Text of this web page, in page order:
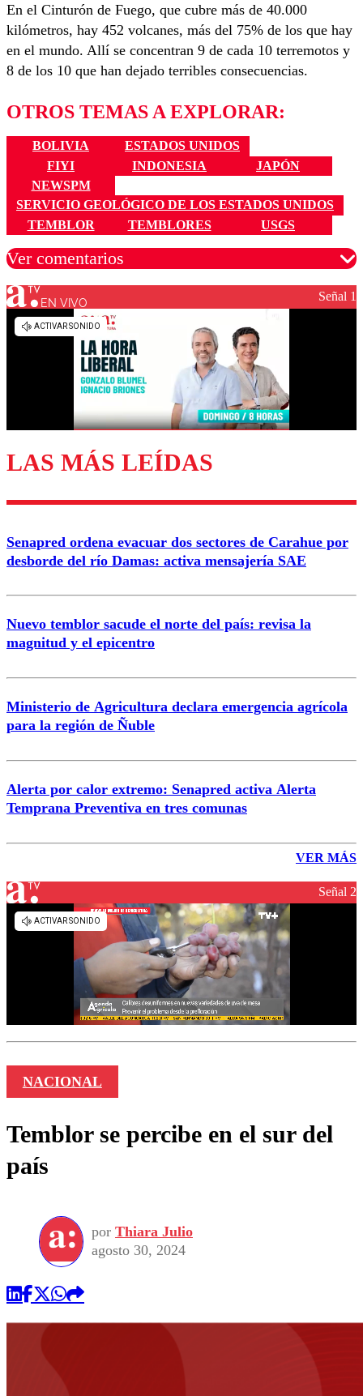
En el Cinturón de Fuego, que cubre más de 40.000
kilómetros, hay 452 volcanes, más del 75% de los que hay
en el mundo. Allí se concentran 9 de cada 10 terremotos y
8 de los 10 que han dejado terribles consecuencias.
OTROS TEMAS A EXPLORAR:
BOLIVIA
ESTADOS UNIDOS
FIYI
INDONESIA
JAPÓN
NEWSPM
SERVICIO GEOLÓGICO DE LOS ESTADOS UNIDOS
TEMBLOR
TEMBLORES USGS
Ver comentarios
Los comentarios son moderados para garantizar un
diálogo respetuoso.
Enviar comentario
EN VIVO Señal 1
LAS MÁS LEÍDAS
Senapred ordena evacuar dos sectores de Carahue por
desborde del río Damas: activa mensajería SAE
Nuevo temblor sacude el norte del país: revisa la
magnitud y el epicentro
Ministerio de Agricultura declara emergencia agrícola
para la región de Ñuble
Alerta por calor extremo: Senapred activa Alerta
Temprana Preventiva en tres comunas
VER MÁS
Señal 2
NACIONAL
Temblor se percibe en el sur del
país
por Thiara Julio
agosto 30, 2024